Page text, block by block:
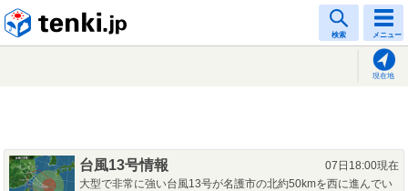
検索 メニュー
現在地
台風13号情報
07日18:00現在
大型で非常に強い台風13号が名護市の北約50kmを西に進んでい